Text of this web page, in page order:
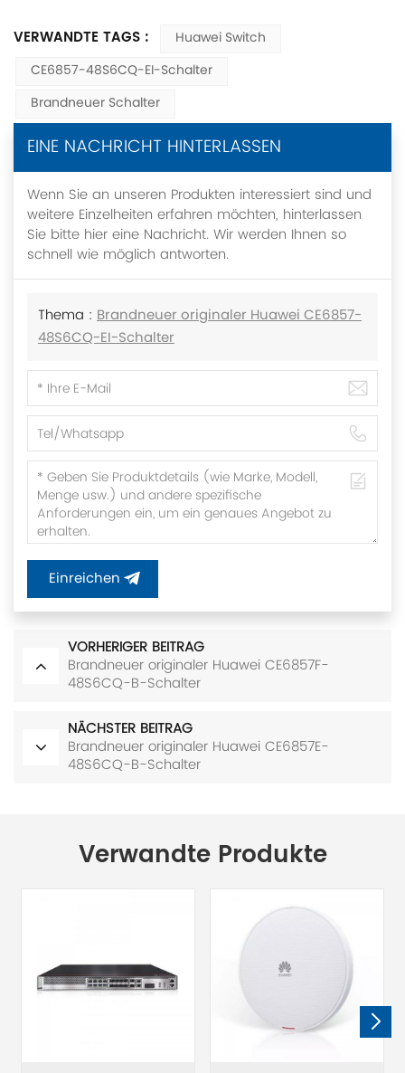
VERWANDTE TAGS :
Huawei Switch
CE6857-48S6CQ-EI-Schalter
Brandneuer Schalter
EINE NACHRICHT HINTERLASSEN
Wenn Sie an unseren Produkten interessiert sind und
weitere Einzelheiten erfahren möchten, hinterlassen
Sie bitte hier eine Nachricht. Wir werden Ihnen so
schnell wie möglich antworten.
Thema : Brandneuer originaler Huawei CE6857-
48S6CQ-EI-Schalter
Einreichen
VORHERIGER BEITRAG
Brandneuer originaler Huawei CE6857F-
48S6CQ-B-Schalter
NÄCHSTER BEITRAG
Brandneuer originaler Huawei CE6857E-
48S6CQ-B-Schalter
Verwandte Produkte